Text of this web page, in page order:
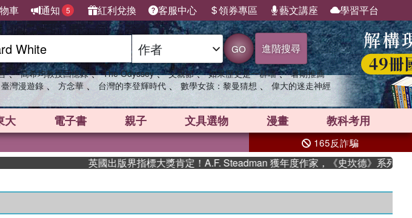
車 通知 5 紅利兌換 客服中心 領券專區 藝文講座 學習平台
GO 進階搜尋
、 高希均教授回憶錄 、 The Odyssey 、 父親節 、 如果歷史是一群喵 、 暑期推薦
灣漫遊錄 、 方念華 、 台灣的李登輝時代 、 數學女孩：黎曼猜想 、 偉大的迷走神經
大 電子書 親子 文具選物 漫畫 教科考用
165反詐騙
英國出版界指標大獎肯定！A.F. Steadman 獲年度作家，《史坎德》系列帶你踏上